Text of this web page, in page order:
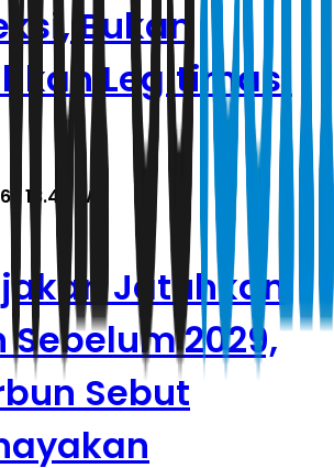
Bukan
Legitimasi
18.46 WIB
Jatuhkan
Sebelum 2029,
Sebut